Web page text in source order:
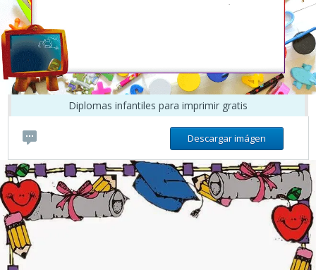
Diplomas infantiles para imprimir gratis
Descargar imágen